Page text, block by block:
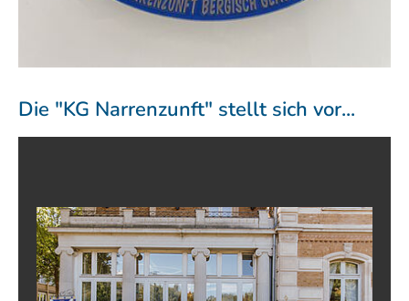
Die "KG Narrenzunft" stellt sich vor...